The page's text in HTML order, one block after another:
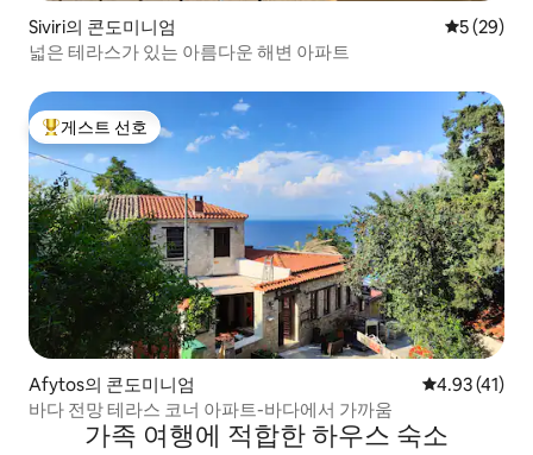
Siviri의 콘도미니엄 평점 5점(5
5 (29)
넓은 테라스가 있는 아름다운 해변 아파트
상위 게스트 선호
게스트 선호
Afytos의 콘도미니엄 평점 4.93점
4.93 (41)
바다 전망 테라스 코너 아파트-바다에서 가까움
가족 여행에 적합한 하우스 숙소